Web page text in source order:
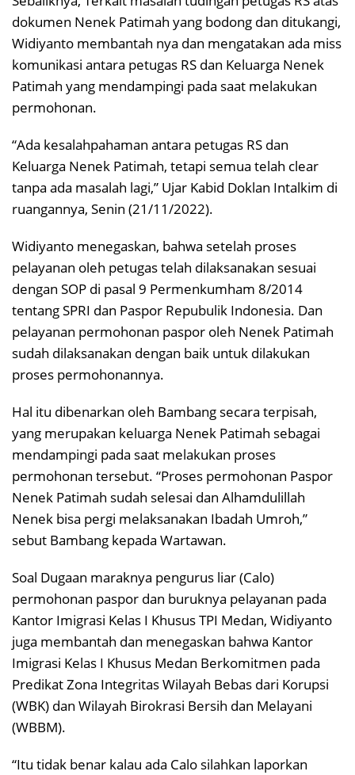
dokumen Nenek Patimah yang bodong dan ditukangi,
Widiyanto membantah nya dan mengatakan ada miss
komunikasi antara petugas RS dan Keluarga Nenek
Patimah yang mendampingi pada saat melakukan
permohonan.
“Ada kesalahpahaman antara petugas RS dan
Keluarga Nenek Patimah, tetapi semua telah clear
tanpa ada masalah lagi,” Ujar Kabid Doklan Intalkim di
ruangannya, Senin (21/11/2022).
Widiyanto menegaskan, bahwa setelah proses
pelayanan oleh petugas telah dilaksanakan sesuai
dengan SOP di pasal 9 Permenkumham 8/2014
tentang SPRI dan Paspor Repubulik Indonesia. Dan
pelayanan permohonan paspor oleh Nenek Patimah
sudah dilaksanakan dengan baik untuk dilakukan
proses permohonannya.
Hal itu dibenarkan oleh Bambang secara terpisah,
yang merupakan keluarga Nenek Patimah sebagai
mendampingi pada saat melakukan proses
permohonan tersebut. “Proses permohonan Paspor
Nenek Patimah sudah selesai dan Alhamdulillah
Nenek bisa pergi melaksanakan Ibadah Umroh,”
sebut Bambang kepada Wartawan.
Soal Dugaan maraknya pengurus liar (Calo)
permohonan paspor dan buruknya pelayanan pada
Kantor Imigrasi Kelas I Khusus TPI Medan, Widiyanto
juga membantah dan menegaskan bahwa Kantor
Imigrasi Kelas I Khusus Medan Berkomitmen pada
Predikat Zona Integritas Wilayah Bebas dari Korupsi
(WBK) dan Wilayah Birokrasi Bersih dan Melayani
(WBBM).
“Itu tidak benar kalau ada Calo silahkan laporkan